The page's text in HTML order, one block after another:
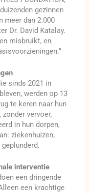
gezinnen
meer dan 2.000
Dr. David Katalay.
misbruikt, en
sinds 2021 in
werden op 13
te keren naar hun
vervoer,
in hun dorpen,
ziekenhuizen,
interventie
een dringende
een krachtige